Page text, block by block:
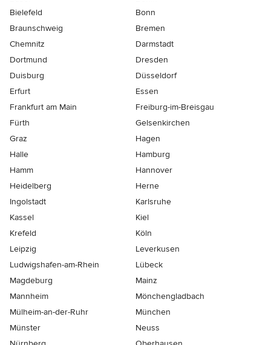
Bielefeld
Bonn
Braunschweig
Bremen
Chemnitz
Darmstadt
Dortmund
Dresden
Duisburg
Düsseldorf
Erfurt
Essen
Frankfurt am Main
Freiburg-im-Breisgau
Fürth
Gelsenkirchen
Graz
Hagen
Halle
Hamburg
Hamm
Hannover
Heidelberg
Herne
Ingolstadt
Karlsruhe
Kassel
Kiel
Krefeld
Köln
Leipzig
Leverkusen
Ludwigshafen-am-Rhein
Lübeck
Magdeburg
Mainz
Mannheim
Mönchen­gladbach
Mülheim-an-der-Ruhr
München
Münster
Neuss